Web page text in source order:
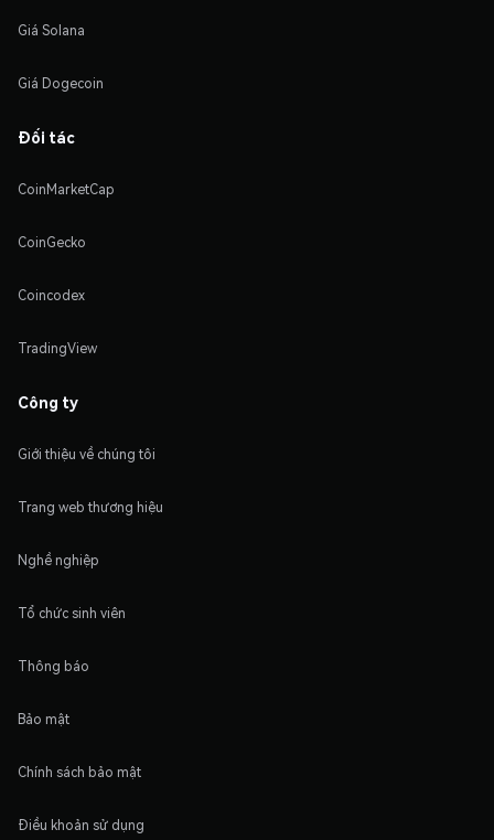
Giá Solana
Giá Dogecoin
Đối tác
CoinMarketCap
CoinGecko
Coincodex
TradingView
Công ty
Giới thiệu về chúng tôi
Trang web thương hiệu
Nghề nghiệp
Tổ chức sinh viên
Thông báo
Bảo mật
Chính sách bảo mật
Điều khoản sử dụng